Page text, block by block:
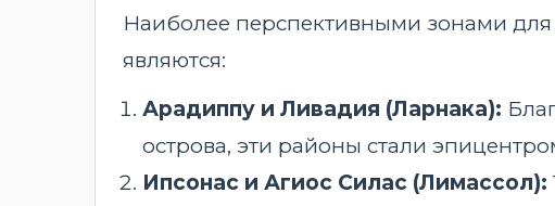
Наиболее перспективными зонами для
являются:
Арадиппу и Ливадия (Ларнака):
острова, эти районы стали
Ипсонас и Агиос Силас (Лимассол):